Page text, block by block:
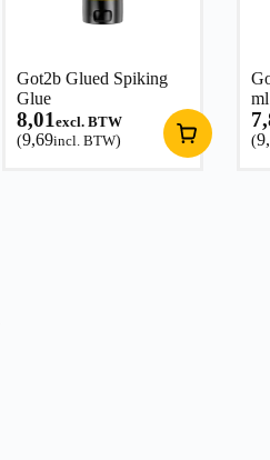
Got2b Glued Spiking
Glue
8,01 excl. BTW
(9,69incl. BTW)
ml
(